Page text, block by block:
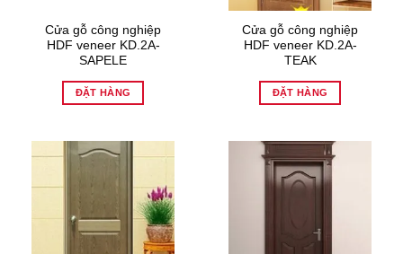
Cửa gỗ công nghiệp
HDF veneer KD.2A-
SAPELE
ĐẶT HÀNG
Cửa gỗ công nghiệp
HDF veneer KD.2A-
TEAK
ĐẶT HÀNG